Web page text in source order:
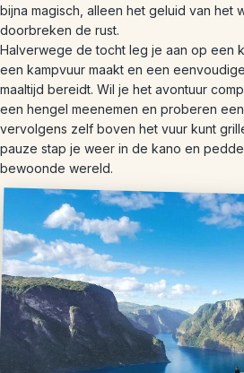
bijna magisch, alleen het geluid van het
doorbreken de rust.
Halverwege de tocht leg je aan op een
een kampvuur maakt en een
maaltijd bereidt. Wil je het avontuur
een hengel meenemen en proberen
vervolgens zelf boven het vuur kunt
pauze stap je weer in de kano en
bewoonde wereld.